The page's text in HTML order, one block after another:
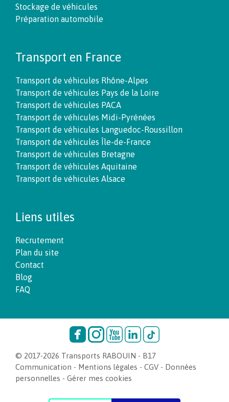
Stockage de véhicules
Préparation automobile
Transport en France
Transport de véhicules Rhône-Alpes
Transport de véhicules Pays de la Loire
Transport de véhicules PACA
Transport de véhicules Midi-Pyrénées
Transport de véhicules Languedoc-Roussillon
Transport de véhicules Île-de-France
Transport de véhicules Bretagne
Transport de véhicules Aquitaine
Transport de véhicules Alsace
Liens utiles
Recrutement
Plan du site
Contact
Blog
FAQ
© 2017-2026 Transports RABOUIN - B17
Communication - Mentions légales - CGV - Données
personnelles - Gérer mes cookies